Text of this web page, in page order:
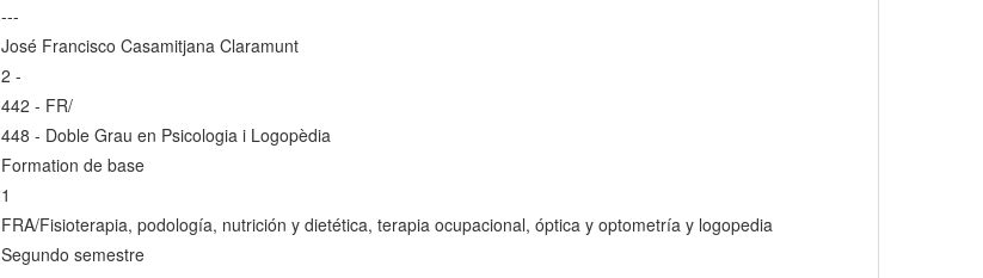
---
José Francisco Casamitjana Claramunt
2 -
442 - FR/
448 - Doble Grau en Psicologia i Logopèdia
Formation de base
1
FRA/Fisioterapia, podología, nutrición y dietética, terapia ocupacional, óptica y optometría y logopedia
Segundo semestre